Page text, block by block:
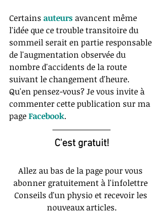
Certains auteurs avancent même
l'idée que ce trouble transitoire du
sommeil serait en partie responsable
de l'augmentation observée du
nombre d'accidents de la route
suivant le changement d'heure.
Qu'en pensez-vous? Je vous invite à
commenter cette publication sur ma
page Facebook.
C'est gratuit!
Allez au bas de la page pour vous
abonner gratuitement à l'infolettre
Conseils d'un physio et recevoir les
nouveaux articles.